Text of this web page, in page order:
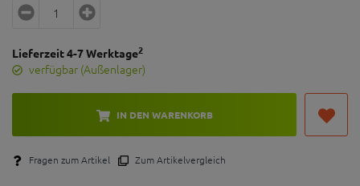
Lieferzeit 4-7 Werktage2
verfügbar (Außenlager)
IN DEN WARENKORB
Fragen zum Artikel Zum Artikelvergleich